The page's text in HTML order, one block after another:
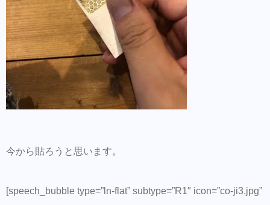
今から貼ろうと思います。
[speech_bubble type=”ln-flat” subtype=”R1″ icon=”co-ji3.jpg”